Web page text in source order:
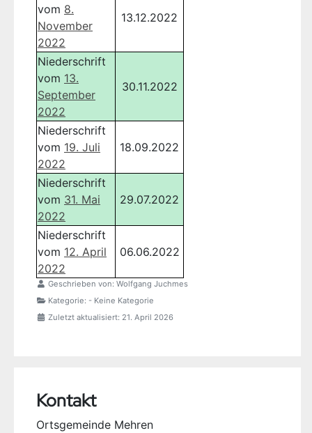
vom 8.
November
2022
13.12.2022
Niederschrift
vom 13.
September
2022
30.11.2022
Niederschrift
vom 19. Juli
2022
18.09.2022
Niederschrift
vom 31. Mai
2022
29.07.2022
Niederschrift
vom 12. April
2022
06.06.2022
Geschrieben von: Wolfgang Juchmes
Kategorie: - Keine Kategorie
Zuletzt aktualisiert: 21. April 2026
Kontakt
Ortsgemeinde Mehren